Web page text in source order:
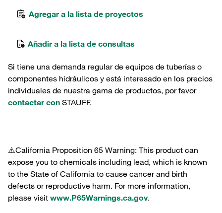
Agregar a la lista de proyectos
Añadir a la lista de consultas
Si tiene una demanda regular de equipos de tuberías o
componentes hidráulicos y está interesado en los precios
individuales de nuestra gama de productos, por favor
contactar con STAUFF.
⚠️California Proposition 65 Warning: This product can
expose you to chemicals including lead, which is known
to the State of California to cause cancer and birth
defects or reproductive harm. For more information,
please visit www.P65Warnings.ca.gov.